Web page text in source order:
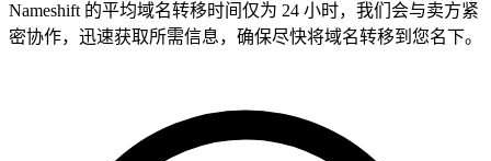
Nameshift 的平均域名转移时间仅为 24 小时，我们会与卖方紧
密协作，迅速获取所需信息，确保尽快将域名转移到您名下。